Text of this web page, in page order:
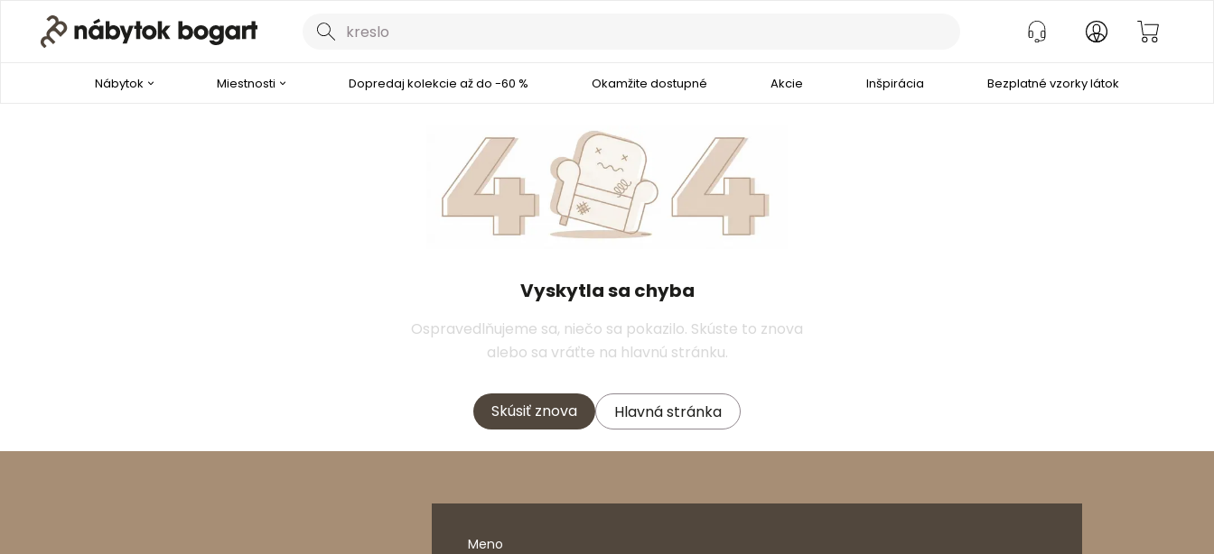
Nábytok Miestnosti Dopredaj kolekcie až do -60 % Okamžite dostupné Akcie Inšpirácia Bezplatné vzorky látok
Vyskytla sa chyba
Ospravedlňujeme sa, niečo sa pokazilo. Skúste to znova
alebo sa vráťte na hlavnú stránku.
Skúsiť znova Hlavná stránka
Meno